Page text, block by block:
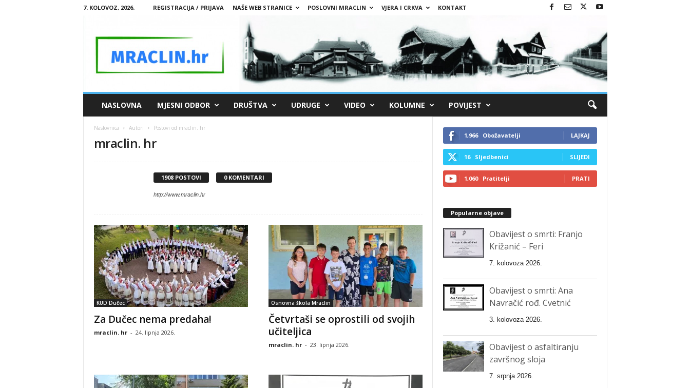
7. KOLOVOZ, 2026. REGISTRACIJA / PRIJAVA NAŠE WEB STRANICE POSLOVNI MRACLIN VJERA I CRKVA KONTAKT
M
A
NASLOVNA MJESNI ODBOR DRUŠTVA UDRUGE VIDEO KOLUMNE POVIJEST
Naslovnica Autori Postovi od mraclin. hr
mraclin. hr
1908 POSTOVI 0 KOMENTARI
http://www.mraclin.hr
KUD Dučec
Za Dučec nema predaha!
mraclin. hr - 24. lipnja 2026.
Osnovna škola Mraclin
Četvrtaši se oprostili od svojih
učiteljica
mraclin. hr - 23. lipnja 2026.
1,966 Obožavatelji LAJKAJ
16 Sljedbenici SLIJEDI
1,060 Pratitelji PRATI
Popularne objave
Obavijest o smrti: Franjo
Križanić – Feri
7. kolovoza 2026.
Obavijest o smrti: Ana
Navračić rođ. Cvetnić
3. kolovoza 2026.
Obavijest o asfaltiranju
završnog sloja
7. srpnja 2026.